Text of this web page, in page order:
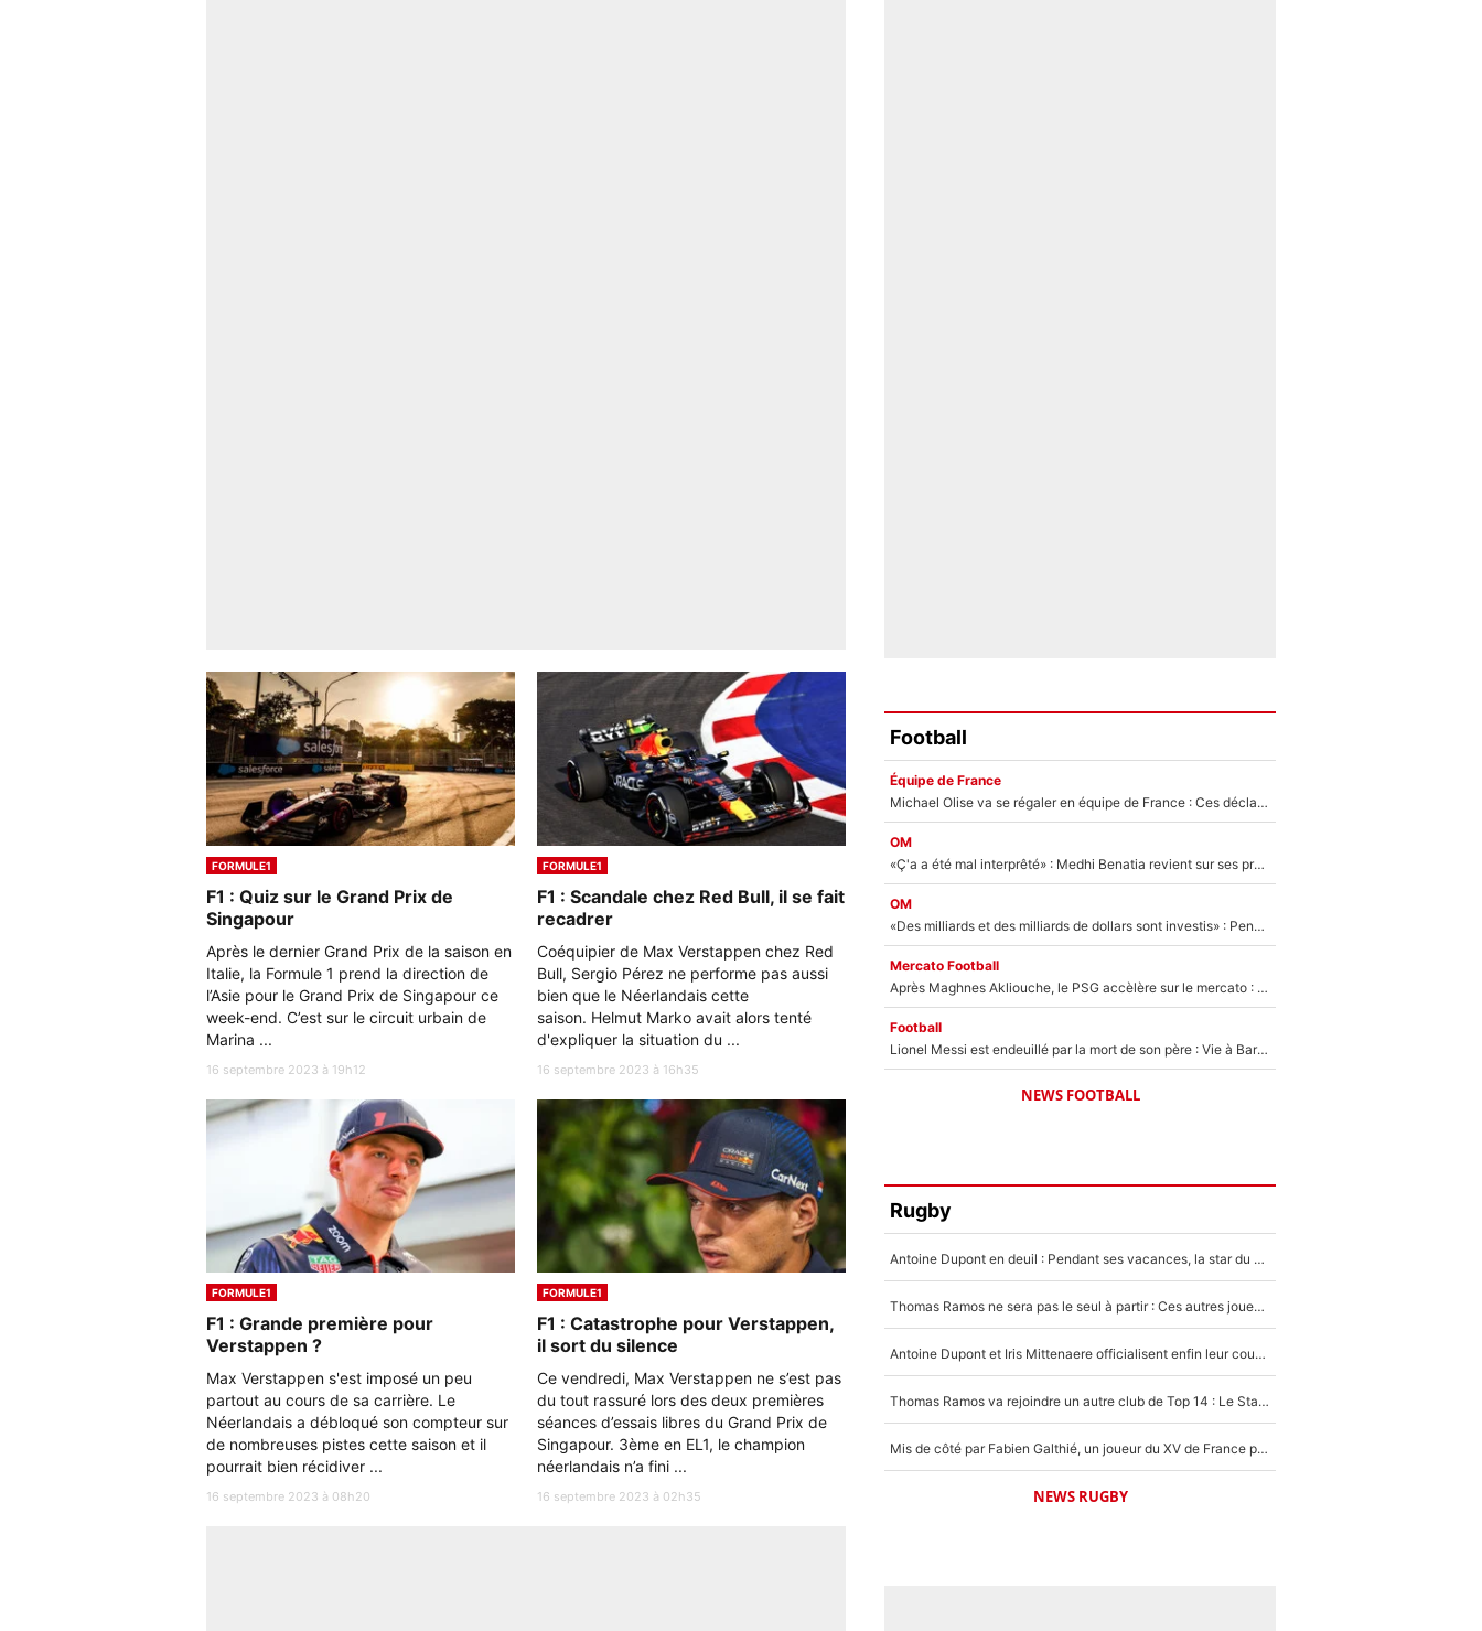
FORMULE1
F1 : Quiz sur le Grand Prix de
Singapour
Après le dernier Grand Prix de la saison en
Italie, la Formule 1 prend la direction de
l’Asie pour le Grand Prix de Singapour ce
week-end. C’est sur le circuit urbain de
Marina ...
16 septembre 2023 à 19h12
FORMULE1
F1 : Scandale chez Red Bull, il se fait
recadrer
Coéquipier de Max Verstappen chez Red
Bull, Sergio Pérez ne performe pas aussi
bien que le Néerlandais cette
saison. Helmut Marko avait alors tenté
d'expliquer la situation du ...
16 septembre 2023 à 16h35
FORMULE1
F1 : Grande première pour
Verstappen ?
Max Verstappen s'est imposé un peu
partout au cours de sa carrière. Le
Néerlandais a débloqué son compteur sur
de nombreuses pistes cette saison et il
pourrait bien récidiver ...
16 septembre 2023 à 08h20
FORMULE1
F1 : Catastrophe pour Verstappen,
il sort du silence
Ce vendredi, Max Verstappen ne s’est pas
du tout rassuré lors des deux premières
séances d’essais libres du Grand Prix de
Singapour. 3ème en EL1, le champion
néerlandais n’a fini ...
16 septembre 2023 à 02h35
Football
Équipe de France
Michael Olise va se régaler en équipe de France : Ces déclarations de Zinedine Zidane qui prouvent qu'il va tout miser sur la star du Bayern Munich !
OM
«Ç'a a été mal interprêté» : Medhi Benatia revient sur ses propos dans The Bridge et précise ses conditions pour rejoindre le PSG !
OM
«Des milliards et des milliards de dollars sont investis» : Pendant que l'OM est en pleine crise financière, Frank McCourt lance un nouveau projet à 260M€ !
Mercato Football
Après Maghnes Akliouche, le PSG accèlère sur le mercato : Voilà les deux nouvelles recrues qui vont signer la semaine prochaine ?
Football
Lionel Messi est endeuillé par la mort de son père : Vie à Barcelone, transfert au PSG... voilà comment Jorge Messi a joué un rôle essentiel dans sa carrière !
NEWS FOOTBALL
Rugby
Antoine Dupont en deuil : Pendant ses vacances, la star du XV de France a perdu sa grand-mère
Thomas Ramos ne sera pas le seul à partir : Ces autres joueurs du XV de France pourraient aussi quitter le Stade Toulousain, un club de Top 14 est déjà sur les rangs
Antoine Dupont et Iris Mittenaere officialisent enfin leur couple : La photo qui enflamme les réseaux sociaux
Thomas Ramos va rejoindre un autre club de Top 14 : Le Stade Toulousain annonce son transfert un an à l’avance !
Mis de côté par Fabien Galthié, un joueur du XV de France partage sa frustration : «ils ne me l’ont pas dit tout de suite»
NEWS RUGBY